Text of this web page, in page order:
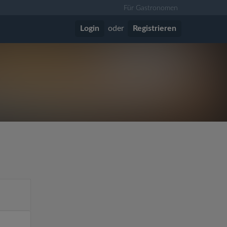
Für Gastronomen
Login oder Registrieren